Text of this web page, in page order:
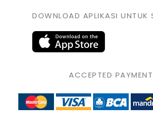
DOWNLOAD APLIKASI UNTUK
ACCEPTED PAYMENT